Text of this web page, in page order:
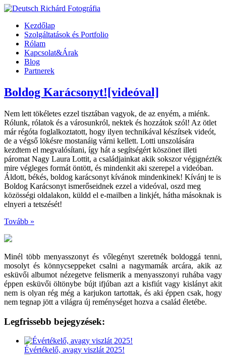
Kezdőlap
Szolgáltatások és Portfolio
Rólam
Kapcsolat&Árak
Blog
Partnerek
Boldog Karácsonyt![videóval]
Nem lett tökéletes ezzel tisztában vagyok, de az enyém, a miénk.
Rólunk, rólatok és a városunkról, nektek és hozzátok szól! Az ötlet
már régóta foglalkoztatott, hogy ilyen technikával készítsek videót,
de a végső lökésre mostanáig várni kellett. Lotti unszolására
kezdtem el megvalósítani, így hát a segítségért köszönet illeti
páromat Nagy Laura Lottit, a családjainkat akik sokszor végignézték
mire végleges formát öntött, és mindenkit aki szerepel a videóban.
Áldott, békés, boldog karácsonyt kívánok mindenkinek! Kívánj te is
Boldog Karácsonyt ismerőseidnek ezzel a videóval, oszd meg
közösségi oldalakon, küldd el e-mailben a linkjét, hátha másoknak is
elnyeri a tetszését!
Tovább »
Minél több menyasszonyt és vőlegényt szeretnék boldoggá tenni,
mosolyt és könnycseppeket csalni a nagymamák arcára, akik az
esküvői albumot nézegetve felismerik a menyasszonyi ruhába vagy
éppen esküvői öltönybe bújt ifjúban azt a kisfiút vagy kislányt akit
nem is olyan rég még a karjukon tartottak, és aki éppen csak, hogy
nem tegnap jött a világra új reménységet hozva a család életébe.
Legfrissebb bejegyzések:
Évértékelő, avagy viszlát 2025!